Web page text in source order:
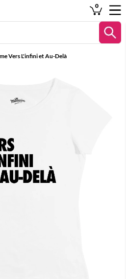
0
Vers L'infini et Au-Delà